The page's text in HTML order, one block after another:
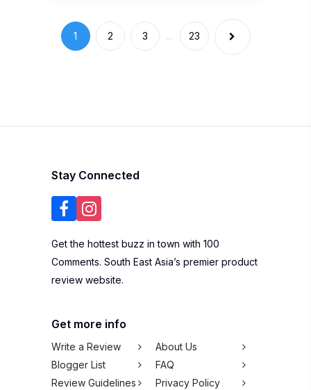
1 2 3 ... 23
Stay Connected
Get the hottest buzz in town with 100
Comments. South East Asia’s premier product
review website.
Get more info
Write a Review
About Us
Blogger List
FAQ
Review Guidelines
Privacy Policy